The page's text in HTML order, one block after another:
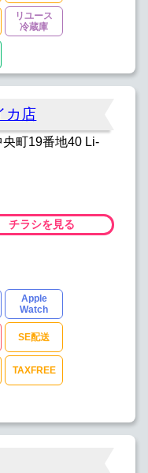
リユース
冷蔵庫
カ店
町19番地40 Li-
チラシを見る
Apple
Watch
SE配送
TAXFREE